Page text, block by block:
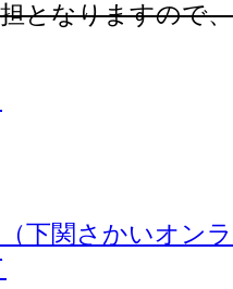
となりますので
下関さかいオン